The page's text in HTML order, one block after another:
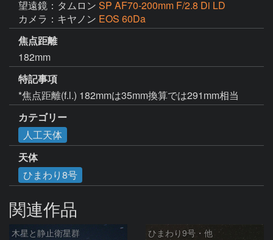
望遠鏡：タムロン SP AF70-200mm F/2.8 Di LD
カメラ：キヤノン EOS 60Da
焦点距離
182mm
特記事項
*焦点距離(f.l.) 182mmは35mm換算では291mm相当
カテゴリー
人工天体
天体
ひまわり8号
関連作品
木星と静止衛星群 ひまわり9号・他